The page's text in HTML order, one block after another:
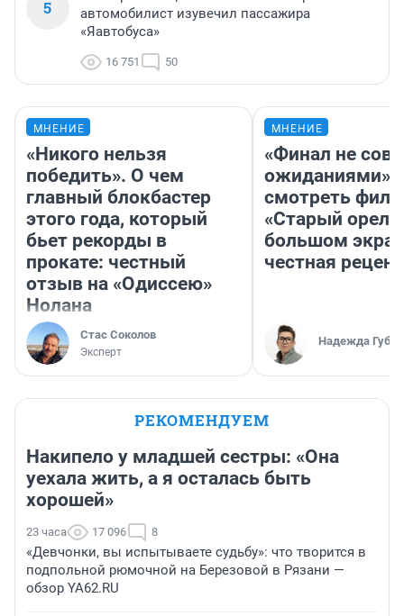
5
автомобилист изувечил пассажира
«Яавтобуса»
16 751 50
МНЕНИЕ
«Никого нельзя
победить». О чем
главный блокбастер
этого года, который
бьет рекорды в
прокате: честный
отзыв на «Одиссею»
Нолана
Стас Соколов
Эксперт
МНЕНИЕ
«Финал не
ожиданиями»:
смотреть
«Старый орел»
большом
честная
Надежда
РЕКОМЕНДУЕМ
Накипело у младшей сестры: «Она
уехала жить, а я осталась быть
хорошей»
23 часа 17 096 8
«Девчонки, вы испытываете судьбу»: что творится в
подпольной рюмочной на Березовой в Рязани —
обзор YA62.RU